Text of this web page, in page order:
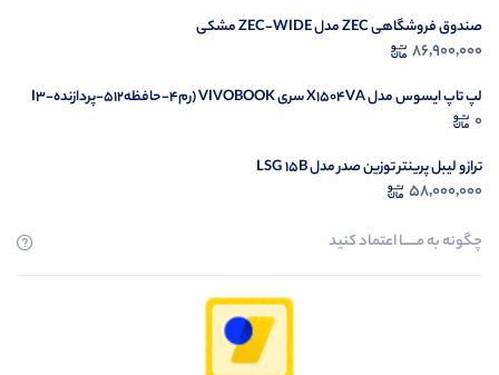
صندوق فروشگاهی ZEC مدل ZEC-WIDE مشکی
86,900,000
لپ تاپ ایسوس مدل X1504VA سری VIVOBOOK (رم4-حافظه512-پردازندهI3-
1335U)
0
ترازو لیبل پرینتر توزین صدر مدل LSG 15B
58,000,000
چگونه به مــــــا اعتماد کنید